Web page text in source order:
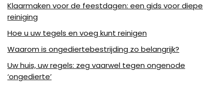
Klaarmaken voor de feestdagen: een gids voor diepe
reiniging
Hoe u uw tegels en voeg kunt reinigen
Waarom is ongediertebestrijding zo belangrijk?
Uw huis, uw regels: zeg vaarwel tegen ongenode
‘ongedierte’